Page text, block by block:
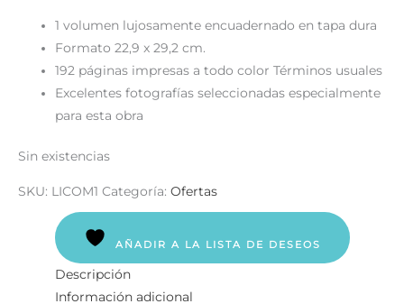
1 volumen lujosamente encuadernado en tapa dura
Formato 22,9 x 29,2 cm.
192 páginas impresas a todo color Términos usuales
Excelentes fotografías seleccionadas especialmente
para esta obra
Sin existencias
SKU: LICOM1 Categoría: Ofertas
AÑADIR A LA LISTA DE DESEOS
Descripción
Información adicional